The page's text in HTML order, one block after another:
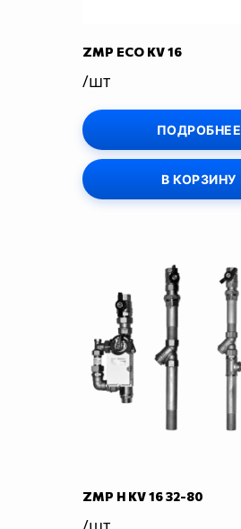
ZMP ECO KV 16
/шт
ПОДРОБНЕЕ
В КОРЗИНУ
ZMP H KV 16 32-80